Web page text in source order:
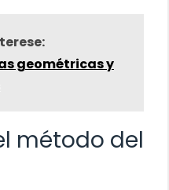
geométricas y
método del